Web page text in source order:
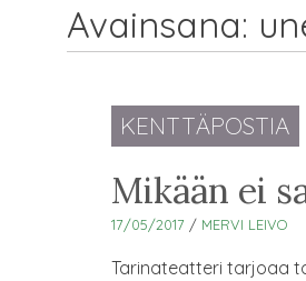
Avainsana:
KENTTÄPOSTIA
Mikään ei
17/05/2017 / MERVI LEIVO
Tarinateatteri tarjoaa